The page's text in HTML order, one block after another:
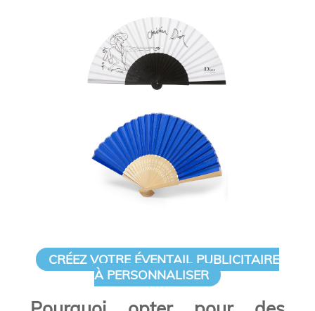
CRÉEZ VOTRE ÉVENTAIL PUBLICITAIRE
À PERSONNALISER